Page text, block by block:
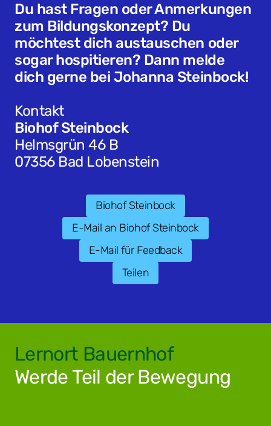
Du hast Fragen oder Anmerkungen
zum Bildungskonzept? Du
möchtest dich austauschen oder
sogar hospitieren? Dann melde
dich gerne bei Johanna Steinbock!
Kontakt
Biohof Steinbock
Helmsgrün 46 B
07356 Bad Lobenstein
Biohof Steinbock
E-Mail an Biohof Steinbock
E-Mail für Feedback
Teilen
Lernort Bauernhof
Werde Teil der Bewegung